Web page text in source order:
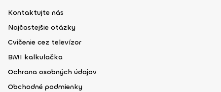
Kontaktujte nás
Najčastejšie otázky
Cvičenie cez televízor
BMI kalkulačka
Ochrana osobných údajov
Obchodné podmienky